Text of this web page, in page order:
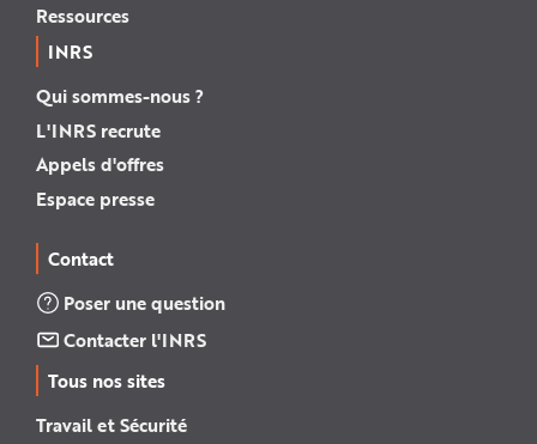
Ressources
INRS
Qui sommes-nous ?
L'INRS recrute
Appels d'offres
Espace presse
Contact
Poser une question
Contacter l'INRS
Tous nos sites
Travail et Sécurité